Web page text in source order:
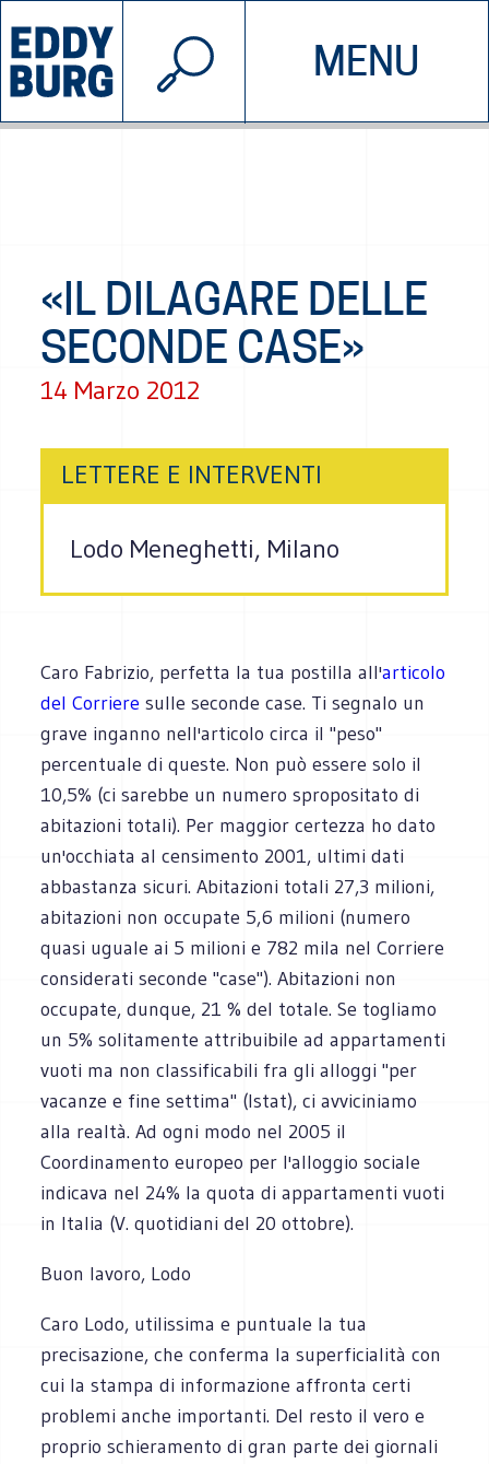
MENU
INIZIATIVE CHI SIAMO
© 2026 EDDYBURG
«IL DILAGARE DELLE
SECONDE CASE»
14 Marzo 2012
LETTERE E INTERVENTI
Lodo Meneghetti, Milano
Caro Fabrizio, perfetta la tua postilla all'articolo
del Corriere sulle seconde case. Ti segnalo un
grave inganno nell'articolo circa il "peso"
percentuale di queste. Non può essere solo il
10,5% (ci sarebbe un numero spropositato di
abitazioni totali). Per maggior certezza ho dato
un'occhiata al censimento 2001, ultimi dati
abbastanza sicuri. Abitazioni totali 27,3 milioni,
abitazioni non occupate 5,6 milioni (numero
quasi uguale ai 5 milioni e 782 mila nel Corriere
considerati seconde "case"). Abitazioni non
occupate, dunque, 21 % del totale. Se togliamo
un 5% solitamente attribuibile ad appartamenti
vuoti ma non classificabili fra gli alloggi "per
vacanze e fine settima" (Istat), ci avviciniamo
alla realtà. Ad ogni modo nel 2005 il
Coordinamento europeo per l'alloggio sociale
indicava nel 24% la quota di appartamenti vuoti
in Italia (V. quotidiani del 20 ottobre).
Buon lavoro, Lodo
Caro Lodo, utilissima e puntuale la tua
precisazione, che conferma la superficialità con
cui la stampa di informazione affronta certi
problemi anche importanti. Del resto il vero e
proprio schieramento di gran parte dei giornali